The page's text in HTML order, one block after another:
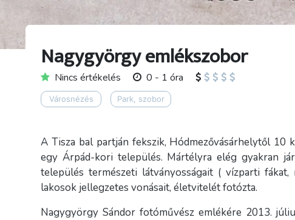
Nagygyörgy emlékszobor
Nincs értékelés 0 - 1 óra
Városnézés Park, szobor
A Tisza bal partján fekszik, Hódmezővásárhelytől
egy Árpád-kori település. Mártélyra elég gyakran
település természeti látványosságait ( vízparti
lakosok jellegzetes vonásait, életvitelét fotózta.
Nagygyörgy Sándor fotóművész emlékére 2013.